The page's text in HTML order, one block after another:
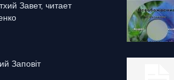
Завет, читает
Заповіт